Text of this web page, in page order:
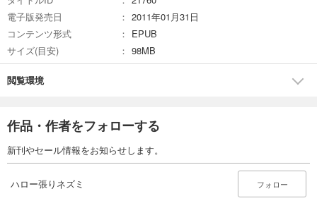
電子版発売日
2011年01月31日
コンテンツ形式
EPUB
サイズ(目安)
98MB
閲覧環境
作品・作者をフォローする
新刊やセール情報をお知らせします。
ハロー張りネズミ フォロー